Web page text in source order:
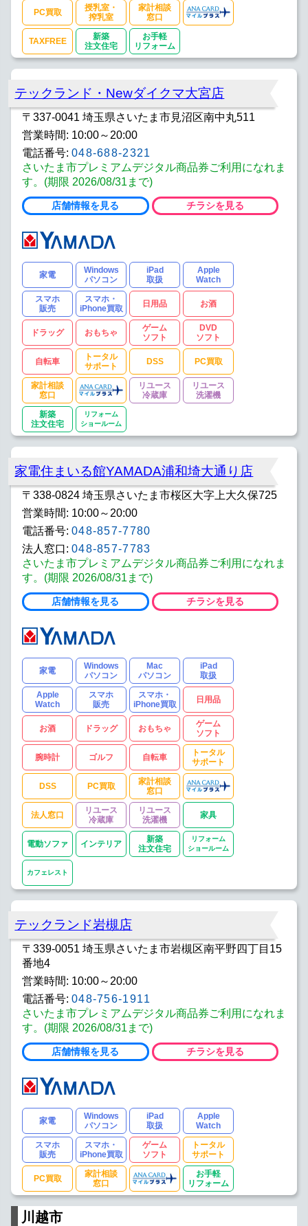
PC買取
授乳室・
搾乳室
家計相談
窓口
TAXFREE
新築
注文住宅
お手軽
リフォーム
テックランド・Newダイクマ大宮店
〒337-0041 埼玉県さいたま市見沼区南中丸511
営業時間: 10:00～20:00
電話番号: 048-688-2321
さいたま市プレミアムデジタル商品券ご利用になれま
す。(期限 2026/08/31まで)
店舗情報を見る チラシを見る
家電
Windows
パソコン
iPad
取扱
Apple
Watch
スマホ
販売
スマホ・
iPhone買取
日用品 お酒
ドラッグ おもちゃ
ゲーム
ソフト
DVD
ソフト
自転車
トータル
サポート
DSS PC買取
家計相談
窓口
リユース
冷蔵庫
リユース
洗濯機
新築
注文住宅
リフォーム
ショールーム
家電住まいる館YAMADA浦和埼大通り店
〒338-0824 埼玉県さいたま市桜区大字上大久保725
営業時間: 10:00～20:00
電話番号: 048-857-7780
法人窓口: 048-857-7783
さいたま市プレミアムデジタル商品券ご利用になれま
す。(期限 2026/08/31まで)
店舗情報を見る チラシを見る
家電
Windows
パソコン
Mac
パソコン
iPad
取扱
Apple
Watch
スマホ
販売
スマホ・
iPhone買取
日用品
お酒 ドラッグ おもちゃ
ゲーム
ソフト
腕時計 ゴルフ 自転車
トータル
サポート
DSS PC買取
家計相談
窓口
法人窓口
リユース
冷蔵庫
リユース
洗濯機
家具
電動ソファ インテリア
新築
注文住宅
リフォーム
ショールーム
カフェレスト
テックランド岩槻店
〒339-0051 埼玉県さいたま市岩槻区南平野四丁目15
番地4
営業時間: 10:00～20:00
電話番号: 048-756-1911
さいたま市プレミアムデジタル商品券ご利用になれま
す。(期限 2026/08/31まで)
店舗情報を見る チラシを見る
家電
Windows
パソコン
iPad
取扱
Apple
Watch
スマホ
販売
スマホ・
iPhone買取
ゲーム
ソフト
トータル
サポート
PC買取
家計相談
窓口
お手軽
リフォーム
川越市